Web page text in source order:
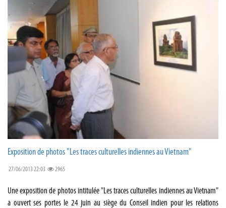
Exposition de photos "Les traces culturelles indiennes au Vietnam"
27/06/2013 22:03 2965
Une exposition de photos intitulée "Les traces culturelles indiennes au Vietnam"
a ouvert ses portes le 24 juin au siège du Conseil indien pour les relations